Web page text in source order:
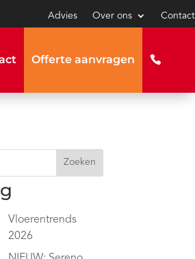
Advies Over ons Contact
Offerte aanvragen
Zoeken
Vloerentrends
2026